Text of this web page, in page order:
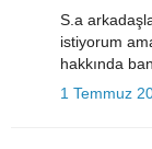
S.a
istiyorum
hakkında
1 Temmuz